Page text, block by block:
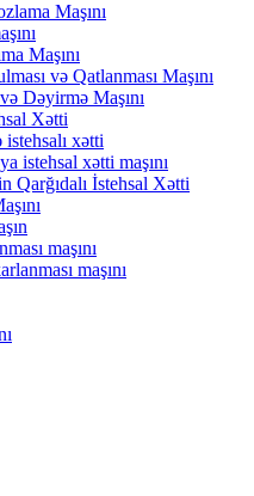
Maşını
Maşını
və Qatlanması Maşını
Dəyirmə Maşını
Xətti
xətti
istehsal xətti maşını
Qarğıdalı İstehsal Xətti
maşını
maşını